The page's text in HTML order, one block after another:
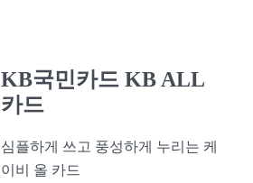
KB국민카드 KB ALL
카드
심플하게 쓰고 풍성하게 누리는 케
이비 올 카드